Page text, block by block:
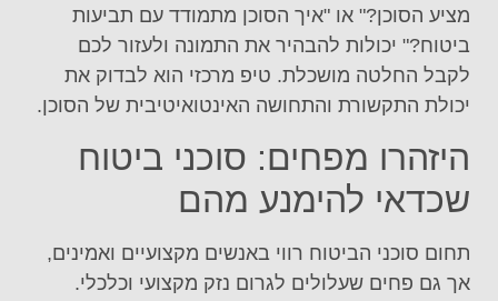
מציע הסוכן?" או "איך הסוכן מתמודד עם תביעות
ביטוח?" יכולות להבהיר את התמונה ולעזור לכם
לקבל החלטה מושכלת. טיפ מרכזי הוא לבדוק את
יכולת התקשורת והתחושה האינטואיטיבית של הסוכן.
היזהרו מפחים: סוכני ביטוח
שכדאי להימנע מהם
תחום סוכני הביטוח רווי באנשים מקצועיים ואמינים,
אך גם פחים שעלולים לגרום נזק מקצועי וכלכלי.